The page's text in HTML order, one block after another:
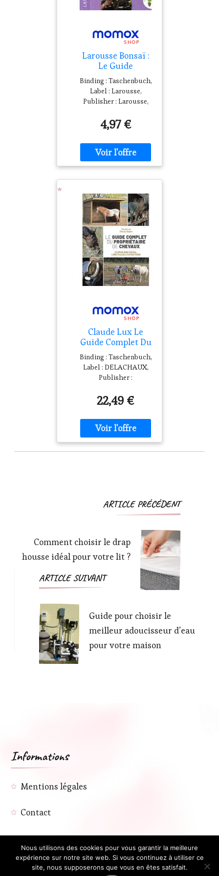
Larousse Bonsaï :
Le Guide
Indispensable Pour
Choisir, Installer,
Entretenir Et
Améliorer Votre
Bonsaï
Binding : Taschenbuch,
Label : Larousse,
Publisher : Larousse,
Taschenbuch,
publicationDate : 2007-
02-28, authors :
Larousse, languages :
french, ISBN :
4,97 €
Claude Lux Le
Guide Complet Du
Propriétaire De
Chevaux : Choisir
Son Cheval,
L'Installer,
L'Entretenir
Binding : Taschenbuch,
Label : DELACHAUX,
Publisher :
Blaues Buch, medium :
Taschenbuch,
numberOfPages : 192,
publicationDate : 2023-
09-08, releaseDate :
2023-09-08, authors :
22,49 €
Navigation
ARTICLE PRÉCÉDENT
Comment choisir le drap
housse idéal pour votre lit ?
ARTICLE SUIVANT
Guide pour choisir le
meilleur adoucisseur d’eau
pour votre maison
Informations
Mentions légales
Contact
Nous utilisons des cookies pour vous garantir la meilleure
expérience sur notre site web. Si vous continuez à utiliser ce
site, nous supposerons que vous en êtes satisfait.